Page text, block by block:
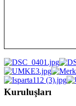
Kuruluşları